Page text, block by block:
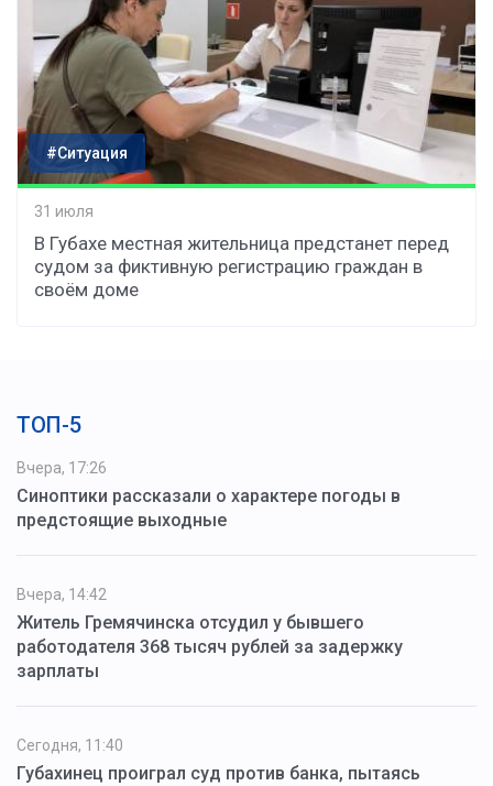
#Ситуация
31 июля
В Губахе местная жительница предстанет перед
судом за фиктивную регистрацию граждан в
своём доме
ТОП-5
Вчера, 17:26
Синоптики рассказали о характере погоды в
предстоящие выходные
Вчера, 14:42
Житель Гремячинска отсудил у бывшего
работодателя 368 тысяч рублей за задержку
зарплаты
Сегодня, 11:40
Губахинец проиграл суд против банка, пытаясь